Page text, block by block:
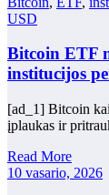
USD
Bitcoin ETF
institucijos
[ad_1] Bitcoin
įplaukas ir
Read More
10 vasario, 2026